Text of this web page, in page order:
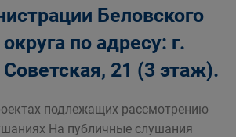
Беловского
по адресу: г.
21 (3 этаж).
подлежащих рассмотрению
На публичные слушания